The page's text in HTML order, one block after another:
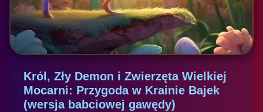
Król, Zły Demon i Zwierzęta Wielkiej
Mocarni: Przygoda w Krainie Bajek
(wersja babciowej gawędy)